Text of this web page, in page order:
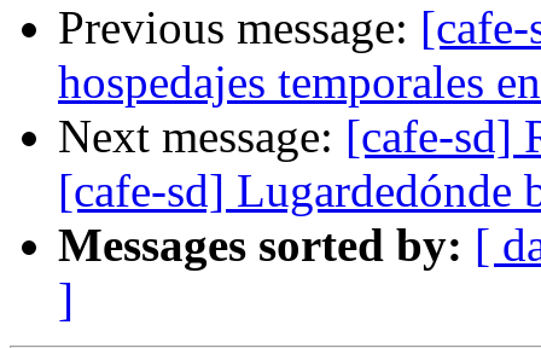
Previous message: [cafe-
hospedajes temporales
Next message: [cafe-sd]
[cafe-sd] Lugardedónde
Messages sorted by: [
]